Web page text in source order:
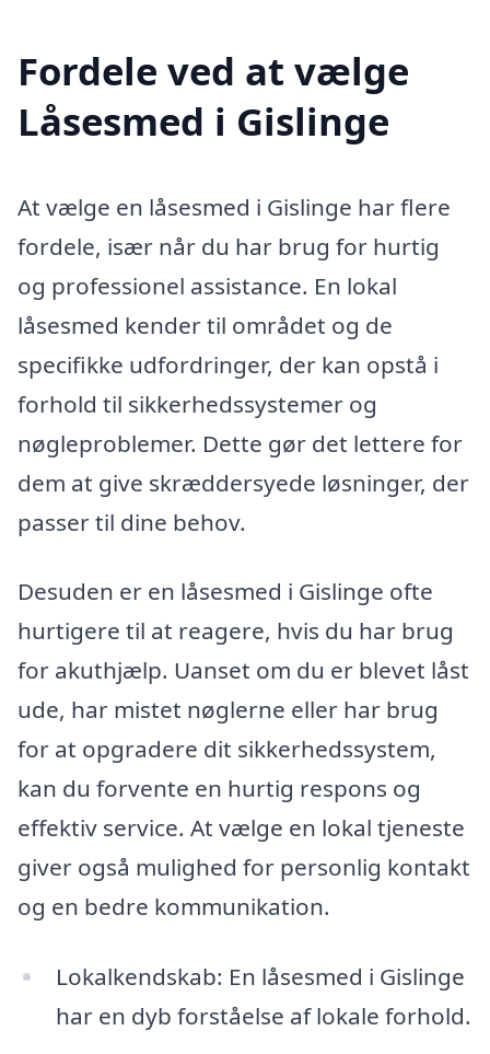
Fordele ved at vælge
Låsesmed i Gislinge
At vælge en låsesmed i Gislinge har flere
fordele, især når du har brug for hurtig
og professionel assistance. En lokal
låsesmed kender til området og de
specifikke udfordringer, der kan opstå i
forhold til sikkerhedssystemer og
nøgleproblemer. Dette gør det lettere for
dem at give skræddersyede løsninger, der
passer til dine behov.
Desuden er en låsesmed i Gislinge ofte
hurtigere til at reagere, hvis du har brug
for akuthjælp. Uanset om du er blevet låst
ude, har mistet nøglerne eller har brug
for at opgradere dit sikkerhedssystem,
kan du forvente en hurtig respons og
effektiv service. At vælge en lokal tjeneste
giver også mulighed for personlig kontakt
og en bedre kommunikation.
Lokalkendskab: En låsesmed i Gislinge
har en dyb forståelse af lokale forhold.